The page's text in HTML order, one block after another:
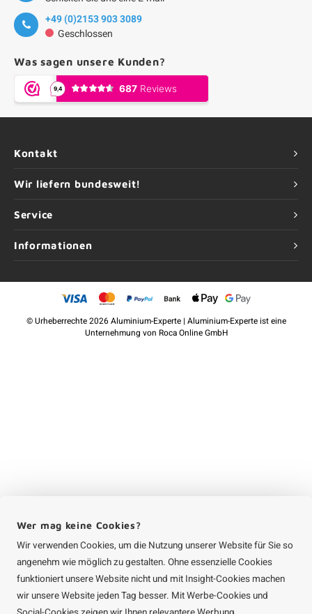
+49 (0)2153 903 3089
Geschlossen
Was sagen unsere Kunden?
Kontakt
Wir liefern bundesweit!
Service
Informationen
©Urheberrechte2026 Aluminium-Experte | Aluminium-Experte ist eine
Unternehmung von Roca Online GmbH
Wer mag keine Cookies?
Wir verwenden Cookies, um die Nutzung unserer Website für Sie so
angenehm wie möglich zu gestalten. Ohne essenzielle Cookies
funktioniert unsere Website nicht und mit Insight-Cookies machen
wir unsere Website jeden Tag besser. Mit Werbe-Cookies und